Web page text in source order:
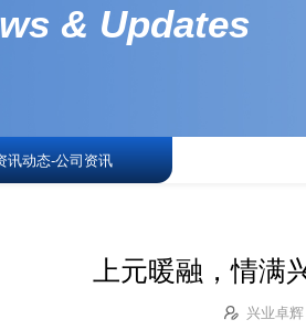
& Updates
讯动态-公司资讯
上元暖融，情满
兴业卓辉